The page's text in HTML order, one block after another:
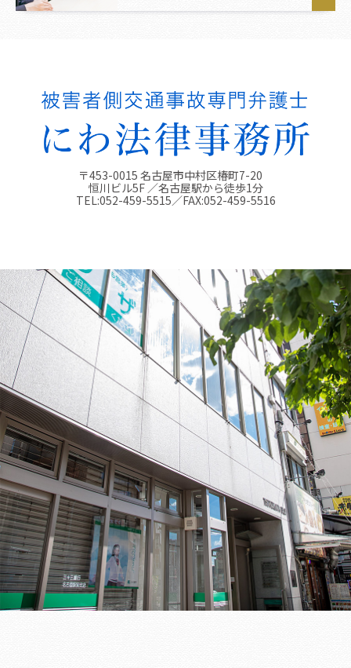
〒453-0015 名古屋市中村区椿町7-20
恒川ビル5F ／名古屋駅から徒歩1分
TEL:052-459-5515／FAX:052-459-5516